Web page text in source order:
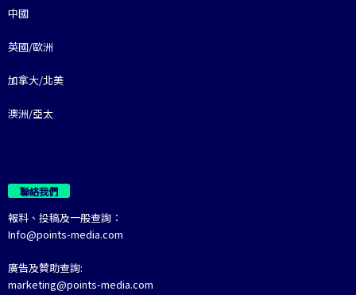
中國
英國/歐洲
加拿大/北美
澳洲/亞太
聯絡我們
報料、投稿及一般查詢：
Info@points-media.com
廣告及贊助查詢:
marketing@points-media.com